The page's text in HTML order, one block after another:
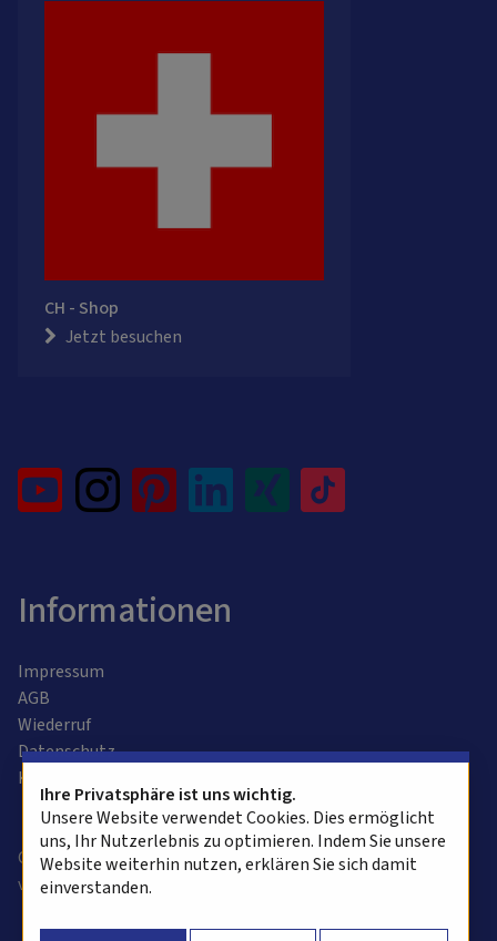
CH - Shop
Jetzt besuchen
Informationen
Impressum
AGB
Wiederruf
Datenschutz
Kontaktformular
Copyright © 2025 alvasys automation ag. Alle Rechte
vorbehalten.
Ihre Privatsphäre ist uns wichtig.
Unsere Website verwendet Cookies. Dies ermöglicht
uns, Ihr Nutzerlebnis zu optimieren. Indem Sie unsere
Website weiterhin nutzen, erklären Sie sich damit
einverstanden.